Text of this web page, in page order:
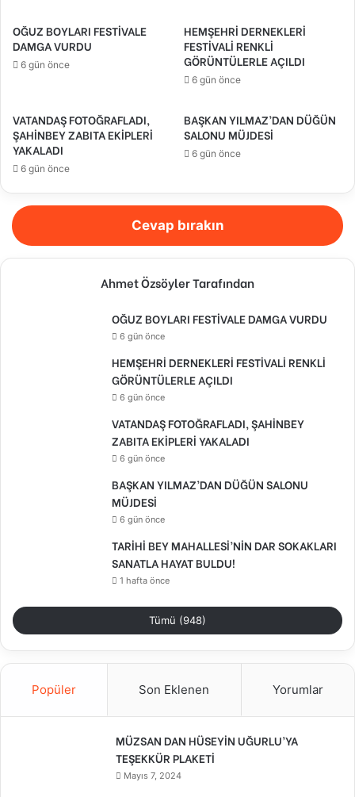
OĞUZ BOYLARI FESTİVALE
DAMGA VURDU
6 gün önce
HEMŞEHRİ DERNEKLERİ
FESTİVALİ RENKLİ
GÖRÜNTÜLERLE AÇILDI
6 gün önce
VATANDAŞ FOTOĞRAFLADI,
ŞAHİNBEY ZABITA EKİPLERİ
YAKALADI
6 gün önce
BAŞKAN YILMAZ’DAN DÜĞÜN
SALONU MÜJDESİ
6 gün önce
Cevap bırakın
Ahmet Özsöyler Tarafından
OĞUZ BOYLARI FESTİVALE DAMGA VURDU
6 gün önce
HEMŞEHRİ DERNEKLERİ FESTİVALİ RENKLİ
GÖRÜNTÜLERLE AÇILDI
6 gün önce
VATANDAŞ FOTOĞRAFLADI, ŞAHİNBEY
ZABITA EKİPLERİ YAKALADI
6 gün önce
BAŞKAN YILMAZ’DAN DÜĞÜN SALONU
MÜJDESİ
6 gün önce
TARİHİ BEY MAHALLESİ’NİN DAR SOKAKLARI
SANATLA HAYAT BULDU!
1 hafta önce
Tümü (948)
Popüler Son Eklenen Yorumlar
MÜZSAN DAN HÜSEYİN UĞURLU’YA
TEŞEKKÜR PLAKETİ
Mayıs 7, 2024